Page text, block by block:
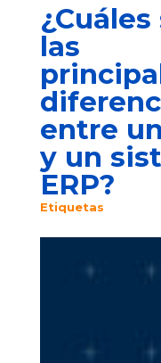
¿Cuáles
las
entre
y un
ERP?
Etiquetas